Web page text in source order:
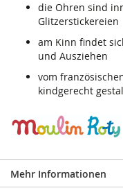
die Ohren sind
Glitzerstickereien
am Kinn findet
und Ausziehen
vom
kindgerecht
Mehr Informationen